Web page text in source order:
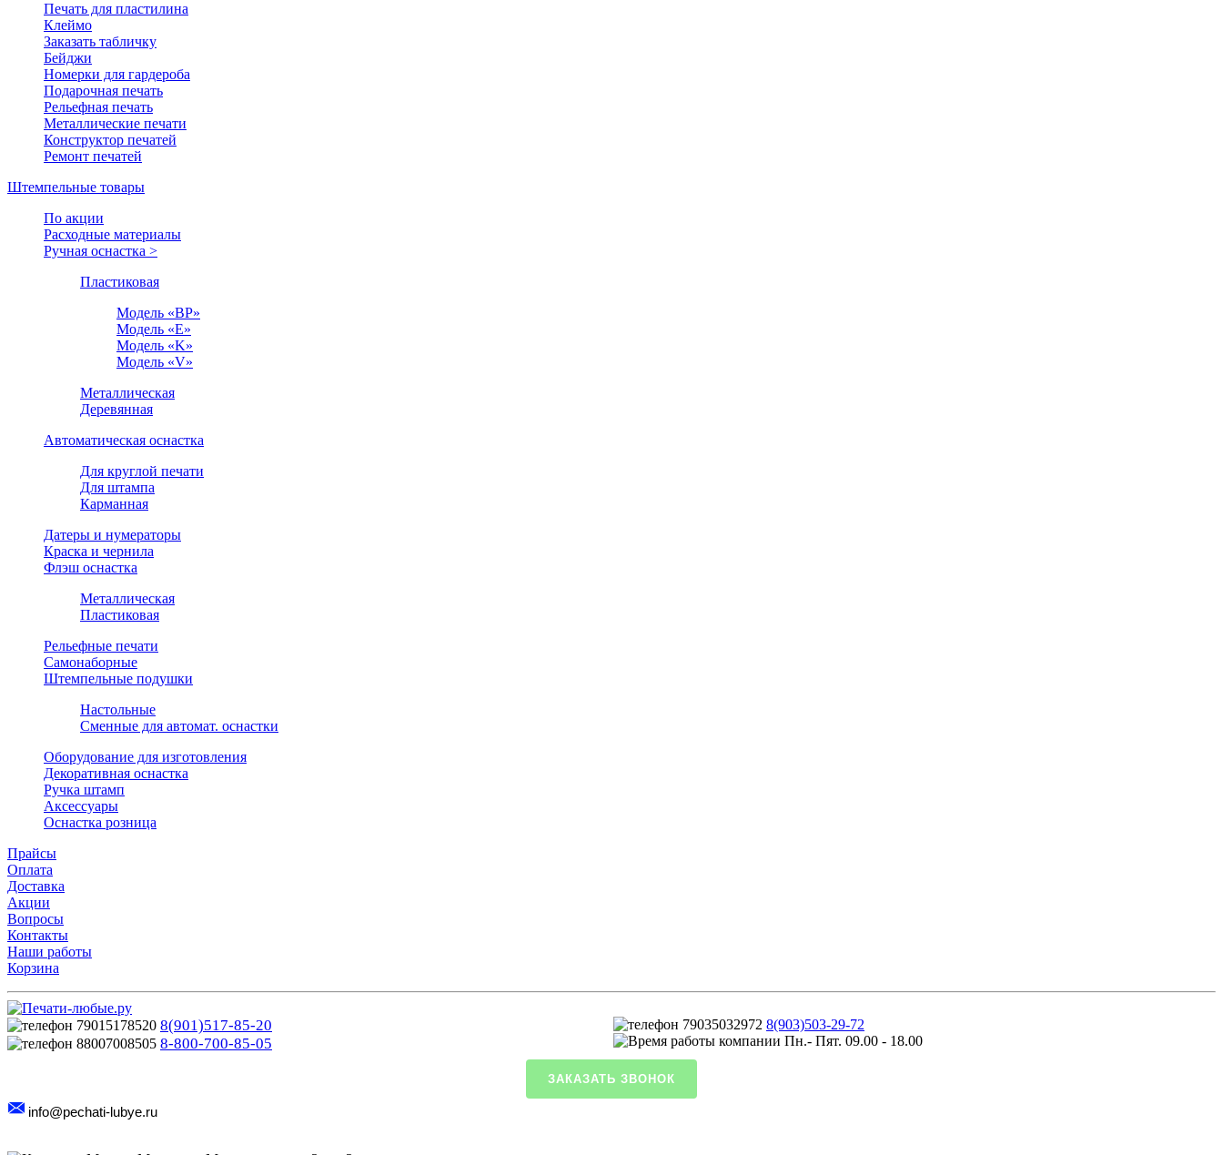
Печать для пластилина
Клеймо
Заказать табличку
Бейджи
Номерки для гардероба
Подарочная печать
Рельефная печать
Металлические печати
Конструктор печатей
Ремонт печатей
Штемпельные товары
По акции
Расходные материалы
Ручная оснастка >
Пластиковая
Модель «BP»
Модель «E»
Модель «K»
Модель «V»
Металлическая
Деревянная
Автоматическая оснастка
Для круглой печати
Для штампа
Карманная
Датеры и нумераторы
Краска и чернила
Флэш оснастка
Металлическая
Пластиковая
Рельефные печати
Самонаборные
Штемпельные подушки
Настольные
Сменные для автомат. оснастки
Оборудование для изготовления
Декоративная оснастка
Ручка штамп
Аксессуары
Оснастка розница
Прайсы
Оплата
Доставка
Акции
Вопросы
Контакты
Наши работы
Корзина
8(901)517-85-20
8-800-700-85-05
8(903)503-29-72
Пн.- Пят. 09.00 - 18.00
ЗАКАЗАТЬ ЗВОНОК
info@pechati-lubye.ru